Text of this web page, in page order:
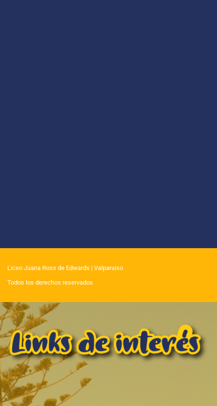
Liceo Juana Ross de Edwards | Valparaiso
Todos los derechos reservados